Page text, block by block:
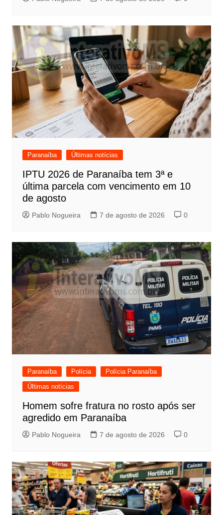
Paranaíba Últimas notícias
IPTU 2026 de Paranaíba tem 3ª e
última parcela com vencimento em 10
de agosto
Pablo Nogueira 7 de agosto de 2026 0
Paranaíba Polícia
Polícia Paranaíba
Últimas notícias
Homem sofre fratura no rosto após ser
agredido em Paranaíba
Pablo Nogueira 7 de agosto de 2026 0